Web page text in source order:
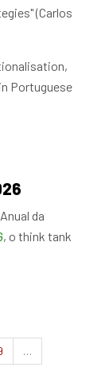
(Carlos
Portuguese
da
, o think tank
…